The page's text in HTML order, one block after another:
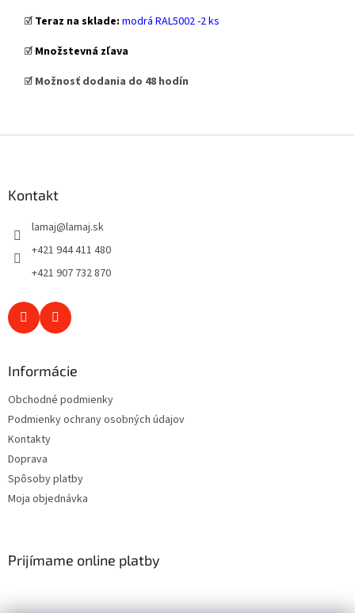
☑️ Teraz na sklade: modrá RAL5002 -2 ks
☑️ Množstevná zľava
☑️ Možnosť dodania do 48 hodín
Kontakt
lamaj@lamaj.sk
+421 944 411 480
+421 907 732 870
Informácie
Obchodné podmienky
Podmienky ochrany osobných údajov
Kontakty
Doprava
Spôsoby platby
Moja objednávka
Prijímame online platby